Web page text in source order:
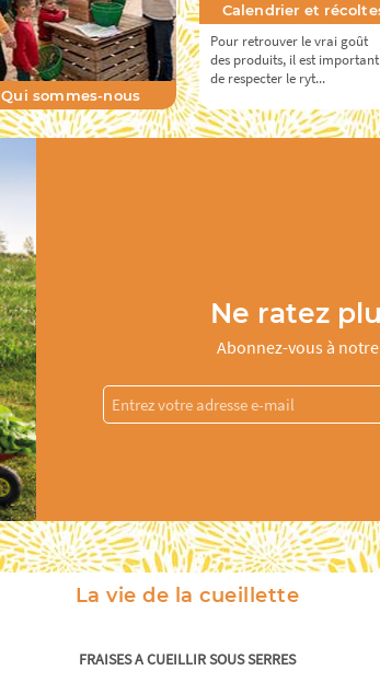
Qui sommes-nous
Calendrier et
Pour retrouver le vrai goût
des produits, il est important
de respecter le ryt...
Ne ratez
Abonnez-vous à
La vie de la cueillette
FRAISES A CUEILLIR SOUS SERRES